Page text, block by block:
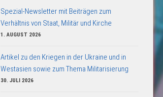
Spezial-Newsletter mit Beiträgen zum
Verhältnis von Staat, Militär und Kirche
1. AUGUST 2026
Artikel zu den Kriegen in der Ukraine und in
Westasien sowie zum Thema Militarisierung
30. JULI 2026